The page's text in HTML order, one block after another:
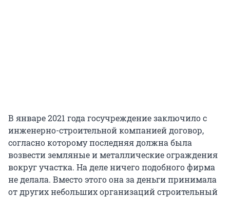
В январе 2021 года госучреждение заключило с
инженерно-строительной компанией договор,
согласно которому последняя должна была
возвести земляные и металлические ограждения
вокруг участка. На деле ничего подобного фирма
не делала. Вместо этого она за деньги принимала
от других небольших организаций строительный